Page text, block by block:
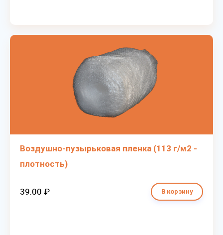
Воздушно-пузырьковая пленка (113 г/м2 -
плотность)
39.00 ₽ В корзину